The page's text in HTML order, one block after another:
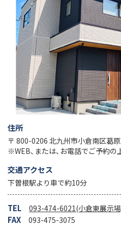
住所
〒 800-0206 北九州市小倉南区葛
※WEB、または、お電話でご予約の
交通アクセス
下曽根駅より車で約10分
TEL 093-474-6021(小倉東展示
FAX 093-475-3075